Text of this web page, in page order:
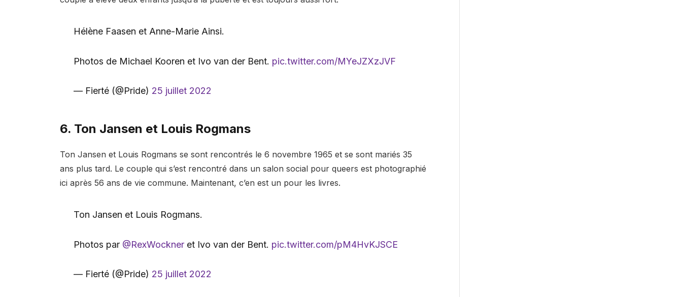
Hélène Faasen et Anne-Marie Ainsi.
Photos de Michael Kooren et Ivo van der Bent. pic.twitter.com/MYeJZXzJVF
— Fierté (@Pride) 25 juillet 2022
6. Ton Jansen et Louis Rogmans
Ton Jansen et Louis Rogmans se sont rencontrés le 6 novembre 1965 et se sont mariés 35
ans plus tard. Le couple qui s’est rencontré dans un salon social pour queers est photographié
ici après 56 ans de vie commune. Maintenant, c’en est un pour les livres.
Ton Jansen et Louis Rogmans.
Photos par @RexWockneret Ivo van der Bent. pic.twitter.com/pM4HvKJSCE
— Fierté (@Pride) 25 juillet 2022